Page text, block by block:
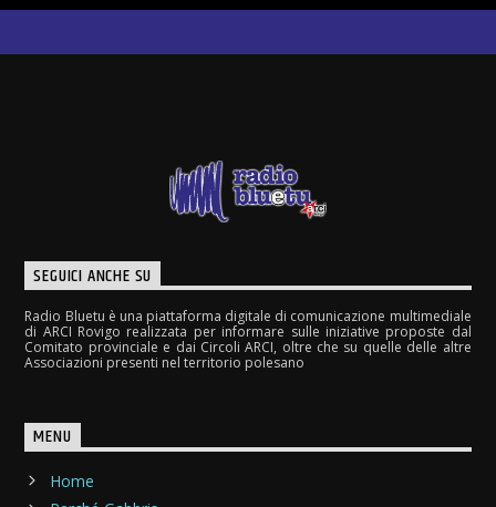
SEGUICI ANCHE SU
Radio Bluetu è una piattaforma digitale di comunicazione multimediale
di ARCI Rovigo realizzata per informare sulle iniziative proposte dal
Comitato provinciale e dai Circoli ARCI, oltre che su quelle delle altre
Associazioni presenti nel territorio polesano
MENU
Home